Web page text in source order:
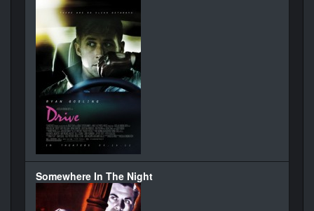
Somewhere In The Night